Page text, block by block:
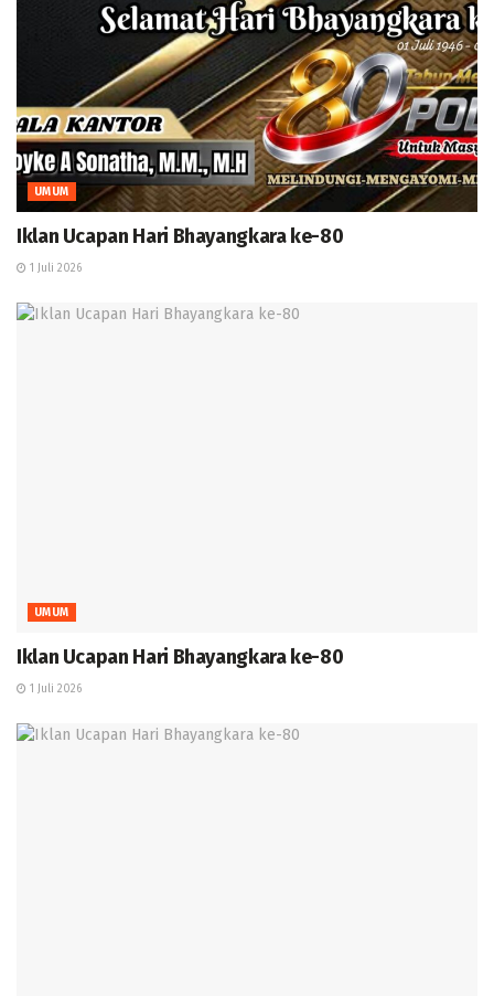
UMUM
Iklan Ucapan Hari Bhayangkara ke-80
1 Juli 2026
UMUM
Iklan Ucapan Hari Bhayangkara ke-80
1 Juli 2026